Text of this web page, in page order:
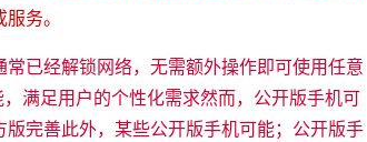
务。
已经解锁网络，无需额外操作即可使用任意
满足用户的个性化需求然而，公开版手机可
完善此外，某些公开版手机可能；公开版手